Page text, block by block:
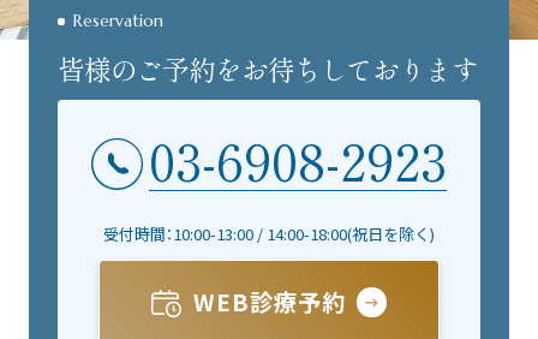
Reservation
皆様のご予約をお待ちしております
03-6908-2923
受付時間：10:00-13:00 / 14:00-18:00(祝日を除く)
WEB診療予約